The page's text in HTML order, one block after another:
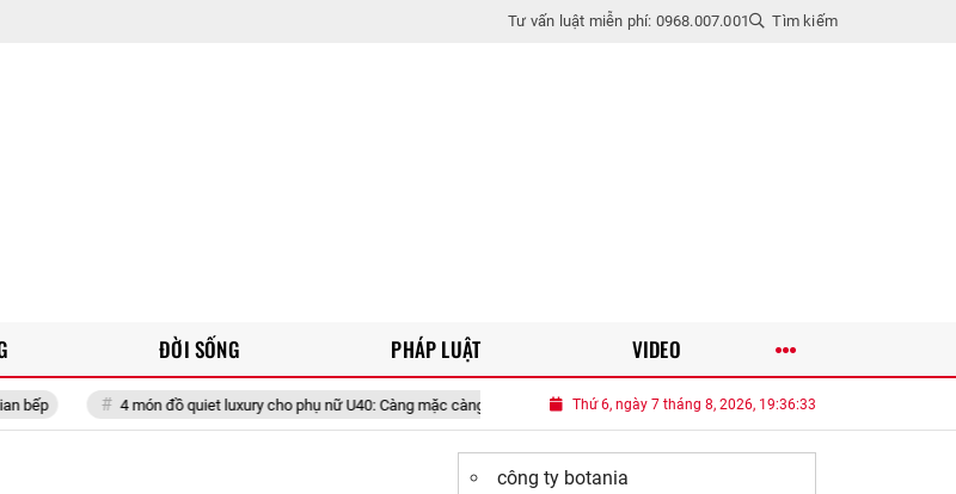
Tư vấn luật miễn phí: 0968.007.001 Tìm kiếm
đồ quiet luxury cho phụ nữ U40: Càng mặc càng sang, càng phối càng đẹp Trắc nghiệm: Bạn có đủ tinh ý để nhận ra người
Thứ 6, ngày 7 tháng 8, 2026, 19:36:35
ĐỜI SỐNG PHÁP LUẬT VIDEO
công ty botania